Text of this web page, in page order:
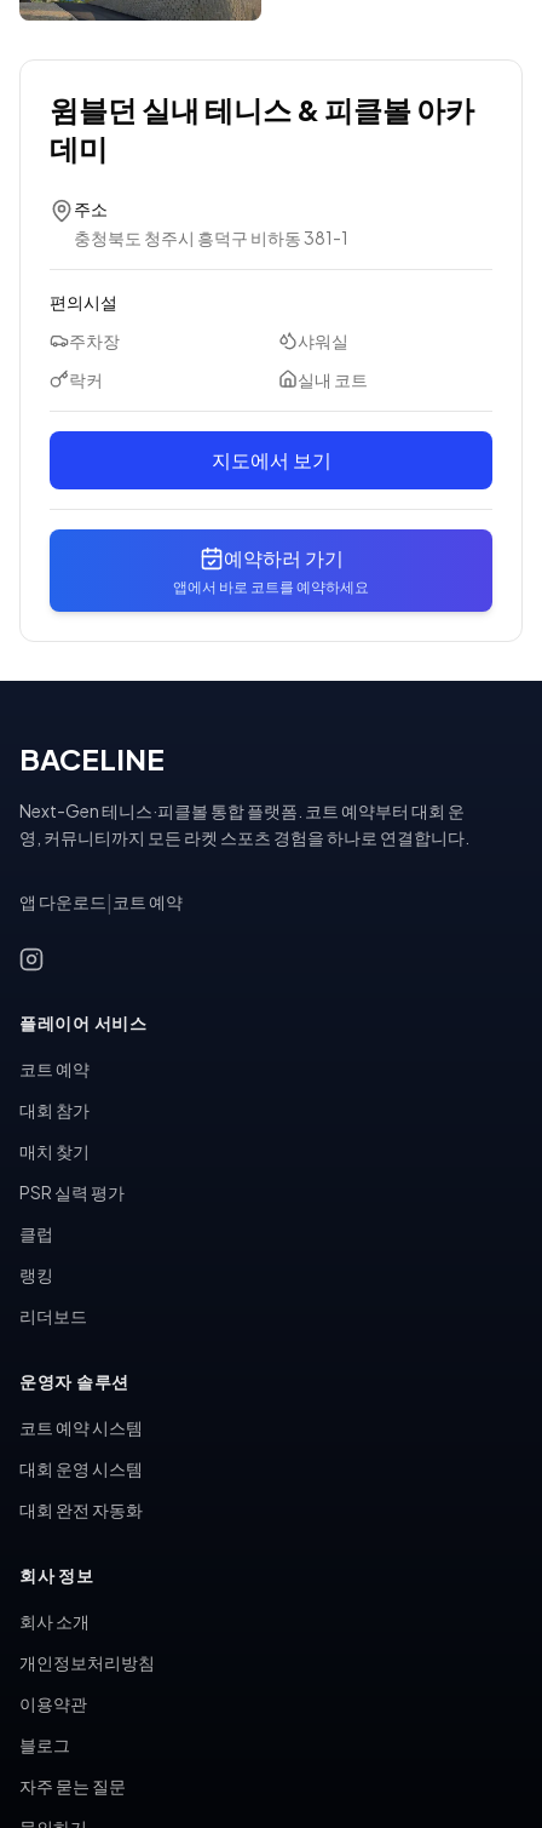
윔블던 실내 테니스 & 피클볼 아카
데미
주소
충청북도 청주시 흥덕구 비하동 381-1
편의시설
주차장
샤워실
락커
실내 코트
지도에서 보기
예약하러 가기
앱에서 바로 코트를 예약하세요
BACELINE
Next-Gen 테니스·피클볼 통합 플랫폼. 코트 예약부터 대회 운
영, 커뮤니티까지 모든 라켓 스포츠 경험을 하나로 연결합니다.
앱 다운로드 코트 예약
플레이어 서비스
코트 예약
대회 참가
매치 찾기
PSR 실력 평가
클럽
랭킹
리더보드
운영자 솔루션
코트 예약 시스템
대회 운영 시스템
대회 완전 자동화
회사 정보
회사 소개
개인정보처리방침
이용약관
블로그
자주 묻는 질문